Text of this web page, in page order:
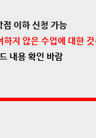
이하 신청 가능
지 않은 수업에 대한
내용 확인 바람